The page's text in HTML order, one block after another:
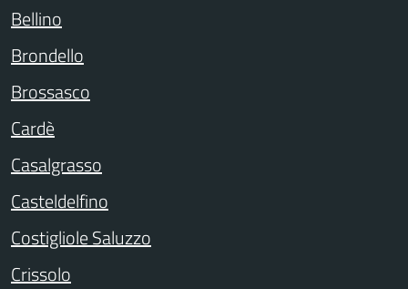
Bellino
Brondello
Brossasco
Cardè
Casalgrasso
Casteldelfino
Costigliole Saluzzo
Crissolo